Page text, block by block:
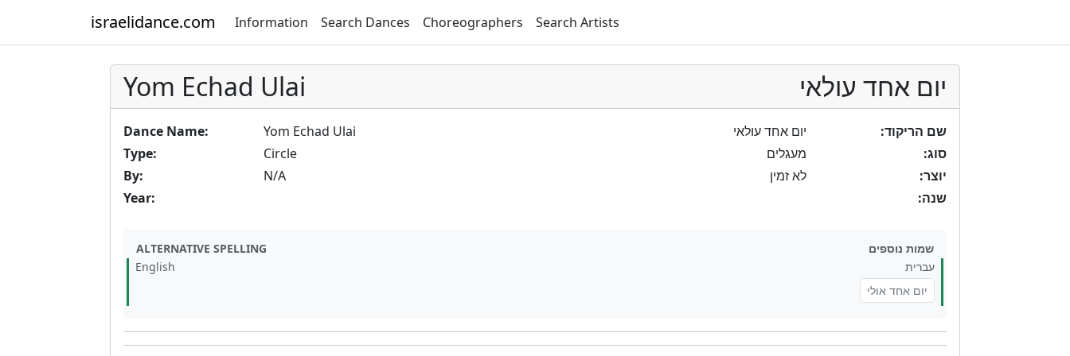
israelidance.com Information Search Dances Choreographers Search Artists
Yom Echad Ulai יום אחד עולאי
Dance Name:
Yom Echad Ulai
Type:
Circle
By:
N/A
Year:
שם הריקוד:
יום אחד עולאי
סוג:
מעגלים
יוצר:
לא זמין
שנה:
ALTERNATIVE SPELLING
שמות נוספים
English
עברית
יום אחד אולי